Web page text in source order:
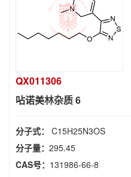
QX011306
呫诺美林杂质 6
分子式： C15H25N3OS
分子量： 295.45
CAS号： 131986-66-8